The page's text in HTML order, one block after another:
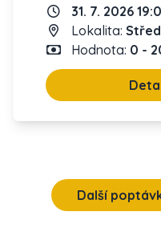
31. 7. 2026
Lokalita:
Hodnota: 0 -
Další